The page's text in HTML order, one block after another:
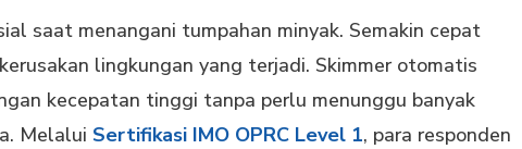
saat menangani tumpahan minyak. Semakin cepat
lingkungan yang terjadi. Skimmer otomatis
kecepatan tinggi tanpa perlu menunggu banyak
Melalui Sertifikasi IMO OPRC Level 1, para responden